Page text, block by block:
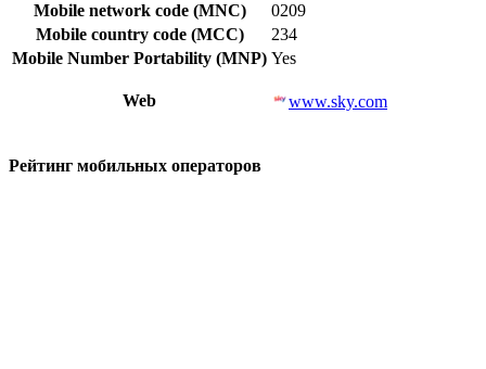
Mobile network code (MNC)
0209
Mobile country code (MCC)
234
Mobile Number Portability (MNP) Yes
Web www.sky.com
Рейтинг мобильных операторов